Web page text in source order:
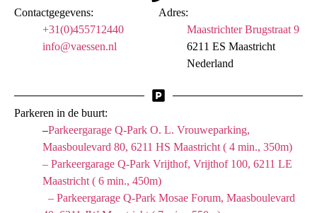
Contactgegevens:
+31(0)455712440
info@vaessen.nl
Adres:
Maastrichter Brugstraat 9
6211 ES Maastricht
Nederland
Parkeren in de buurt:
–Parkeergarage Q-Park O. L. Vrouweparking,
Maasboulevard 80, 6211 HS Maastricht ( 4 min., 350m)
– Parkeergarage Q-Park Vrijthof, Vrijthof 100, 6211 LE
Maastricht ( 6 min., 450m)
– Parkeergarage Q-Park Mosae Forum, Maasboulevard